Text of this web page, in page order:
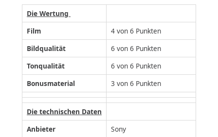
Die Wertung
Film
4 von 6 Punkten
Bildqualität
6 von 6 Punkten
Tonqualität
6 von 6 Punkten
Bonusmaterial
3 von 6 Punkten
Die technischen Daten
Anbieter
Sony